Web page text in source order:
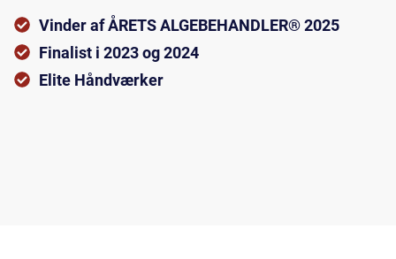
Vinder af ÅRETS ALGEBEHANDLER® 2025
Finalist i 2023 og 2024
Elite Håndværker